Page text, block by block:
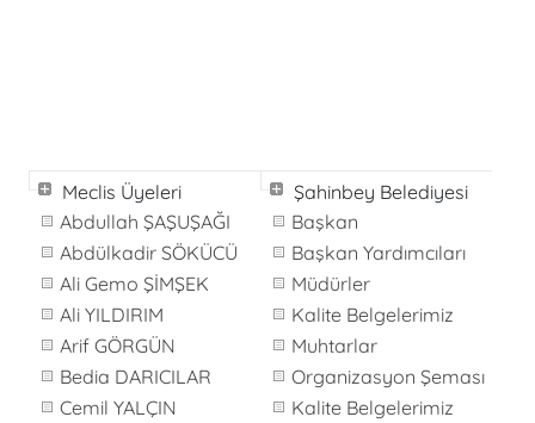
Meclis Üyeleri
Abdullah ŞAŞUŞAĞI
Abdülkadir SÖKÜCÜ
Ali Gemo ŞİMŞEK
Ali YILDIRIM
Arif GÖRGÜN
Bedia DARICILAR
Cemil YALÇIN
Şahinbey Belediyesi
Başkan
Başkan Yardımcıları
Müdürler
Kalite Belgelerimiz
Muhtarlar
Organizasyon Şeması
Kalite Belgelerimiz